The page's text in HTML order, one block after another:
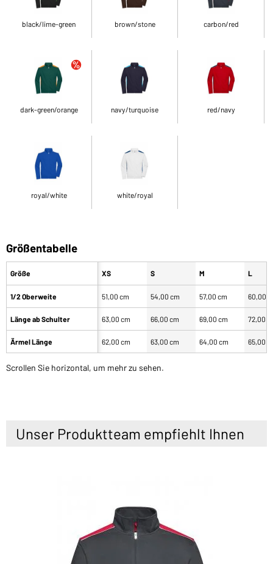
black/lime-green brown/stone carbon/red
dark-green/orange navy/turquoise red/navy
royal/white white/royal
Größentabelle
Größe
1/2 Oberweite
Länge ab Schulter
Ärmel Länge
XS S M L
51,00 cm 54,00 cm 57,00 cm 60,00
63,00 cm 66,00 cm 69,00 cm 72,00
62,00 cm 63,00 cm 64,00 cm 65,00
Scrollen Sie horizontal, um mehr zu sehen.
Unser Produktteam empfiehlt Ihnen